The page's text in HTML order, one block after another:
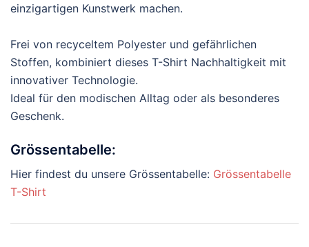
einzigartigen Kunstwerk machen.
Frei von recyceltem Polyester und gefährlichen
Stoffen, kombiniert dieses T-Shirt Nachhaltigkeit mit
innovativer Technologie.
Ideal für den modischen Alltag oder als besonderes
Geschenk.
Grössentabelle:
Hier findest du unsere Grössentabelle: Grössentabelle
T-Shirt